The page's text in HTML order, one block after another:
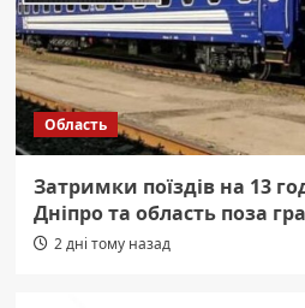
Область
Затримки поїздів на 13
Дніпро та область поза
2 дні тому назад